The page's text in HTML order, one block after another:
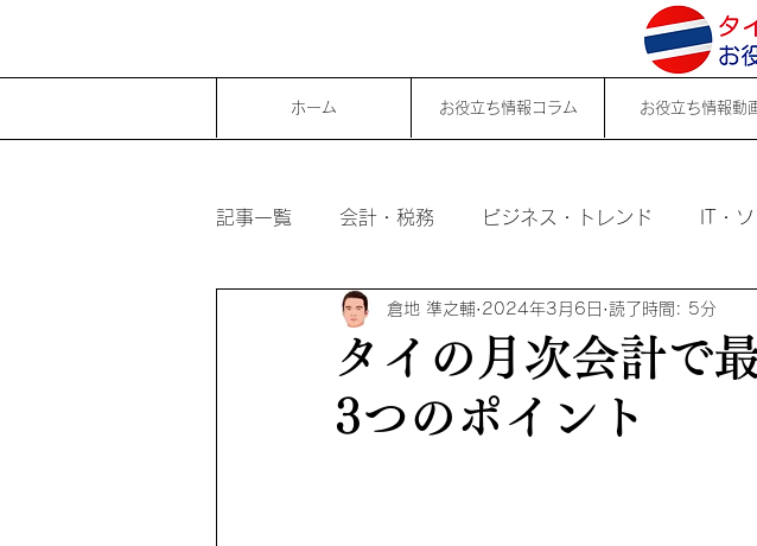
ホーム お役立ち情報コラム お役立ち情報動
記事一覧 会計・税務 ビジネス・トレンド IT・
タイの月次会計で
3つのポイント
倉地 準之輔 2024年3月6日 読了時間: 5分